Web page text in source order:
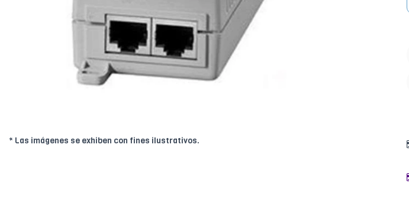
* Las imágenes se exhiben con fines ilustrativos.